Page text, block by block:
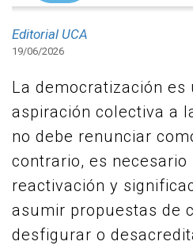
Editorial UCA
19/06/2026
La democratización es
aspiración colectiva a
no debe renunciar
contrario, es necesario
reactivación y
asumir propuestas de
desfigurar o